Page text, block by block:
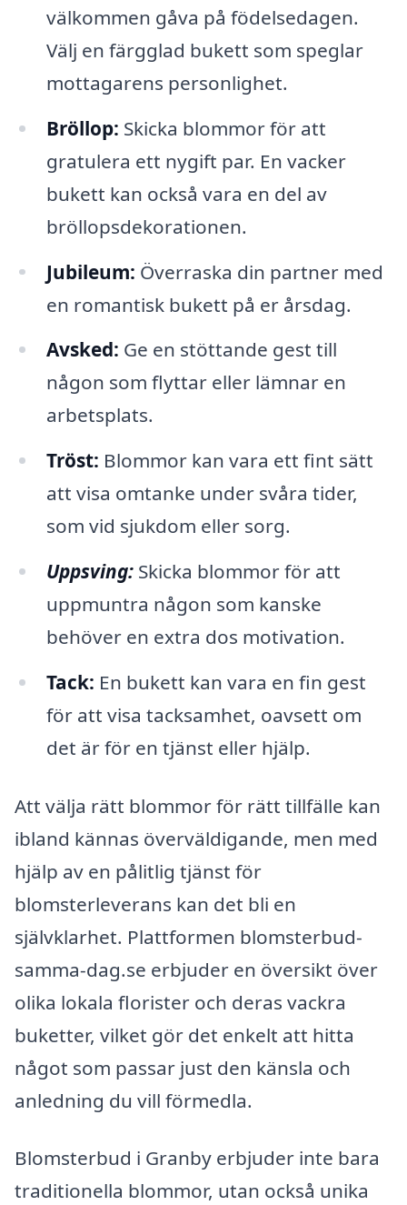
välkommen gåva på födelsedagen.
Välj en färgglad bukett som speglar
mottagarens personlighet.
Bröllop: Skicka blommor för att
gratulera ett nygift par. En vacker
bukett kan också vara en del av
bröllopsdekorationen.
Jubileum: Överraska din partner med
en romantisk bukett på er årsdag.
Avsked: Ge en stöttande gest till
någon som flyttar eller lämnar en
arbetsplats.
Tröst: Blommor kan vara ett fint sätt
att visa omtanke under svåra tider,
som vid sjukdom eller sorg.
Uppsving:Skicka blommor för att
uppmuntra någon som kanske
behöver en extra dos motivation.
Tack: En bukett kan vara en fin gest
för att visa tacksamhet, oavsett om
det är för en tjänst eller hjälp.
Att välja rätt blommor för rätt tillfälle kan
ibland kännas överväldigande, men med
hjälp av en pålitlig tjänst för
blomsterleverans kan det bli en
självklarhet. Plattformen blomsterbud-
samma-dag.se erbjuder en översikt över
olika lokala florister och deras vackra
buketter, vilket gör det enkelt att hitta
något som passar just den känsla och
anledning du vill förmedla.
Blomsterbud i Granby erbjuder inte bara
traditionella blommor, utan också unika